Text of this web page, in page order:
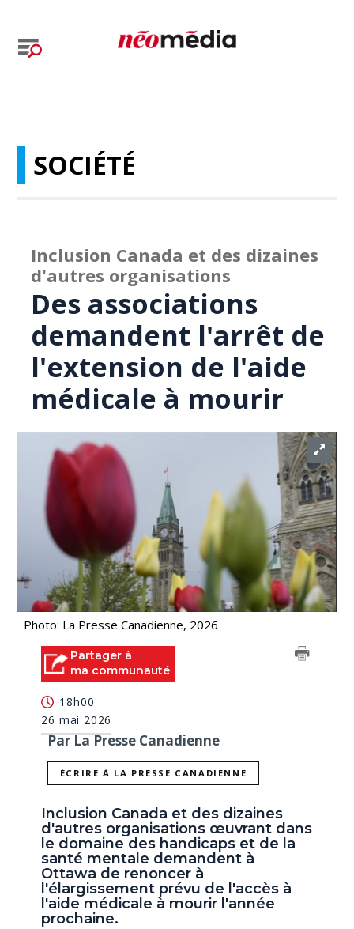
SOCIÉTÉ
Inclusion Canada et des dizaines
d'autres organisations
Des associations
demandent l'arrêt de
l'extension de l'aide
médicale à mourir
Photo: La Presse Canadienne, 2026
Partager à
ma communauté
18h00
26 mai 2026
Par La Presse Canadienne
ÉCRIRE À LA PRESSE CANADIENNE
Inclusion Canada et des dizaines
d'autres organisations œuvrant dans
le domaine des handicaps et de la
santé mentale demandent à
Ottawa de renoncer à
l'élargissement prévu de l'accès à
l'aide médicale à mourir l'année
prochaine.